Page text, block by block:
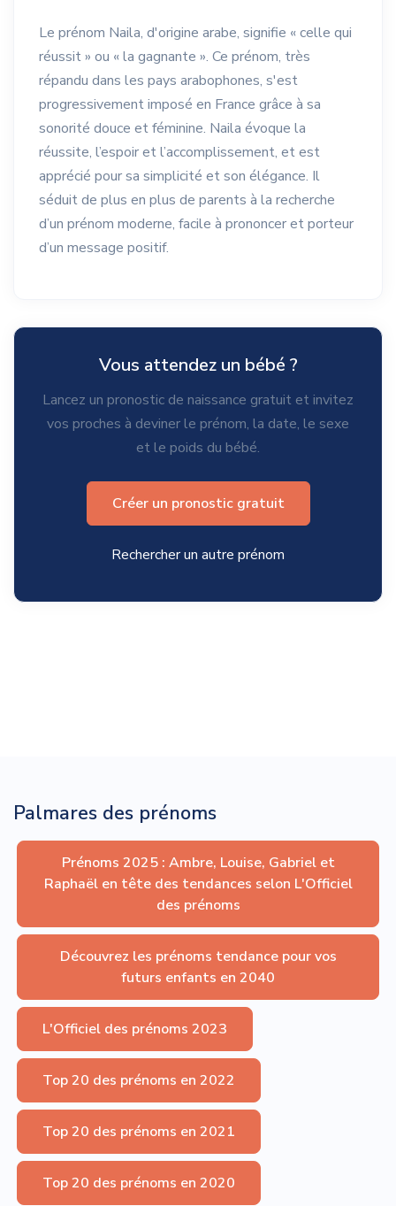
Le prénom Naila, d'origine arabe, signifie « celle qui
réussit » ou « la gagnante ». Ce prénom, très
répandu dans les pays arabophones, s'est
progressivement imposé en France grâce à sa
sonorité douce et féminine. Naila évoque la
réussite, l’espoir et l’accomplissement, et est
apprécié pour sa simplicité et son élégance. Il
séduit de plus en plus de parents à la recherche
d’un prénom moderne, facile à prononcer et porteur
d’un message positif.
Vous attendez un bébé ?
Lancez un pronostic de naissance gratuit et invitez
vos proches à deviner le prénom, la date, le sexe
et le poids du bébé.
Créer un pronostic gratuit
Rechercher un autre prénom
Palmares des prénoms
Prénoms 2025 : Ambre, Louise, Gabriel et
Raphaël en tête des tendances selon L'Officiel
des prénoms
Découvrez les prénoms tendance pour vos
futurs enfants en 2040
L'Officiel des prénoms 2023
Top 20 des prénoms en 2022
Top 20 des prénoms en 2021
Top 20 des prénoms en 2020